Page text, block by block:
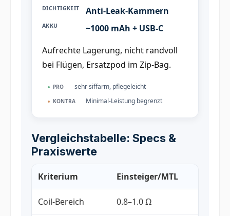
DICHTIGKEIT Anti-Leak-Kammern
AKKU
~1000 mAh + USB-C
Aufrechte Lagerung, nicht randvoll
bei Flügen, Ersatzpod im Zip-Bag.
PRO sehr siffarm, pflegeleicht
KONTRA Minimal-Leistung begrenzt
Vergleichstabelle: Specs &
Praxiswerte
Kriterium Einsteiger/MTL
Coil-Bereich 0.8–1.0 Ω